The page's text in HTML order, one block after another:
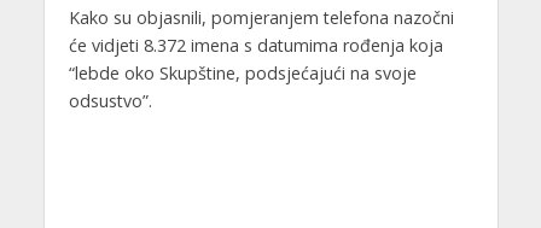
Kako su objasnili, pomjeranjem telefona nazočni
će vidjeti 8.372 imena s datumima rođenja koja
“lebde oko Skupštine, podsjećajući na svoje
odsustvo”.